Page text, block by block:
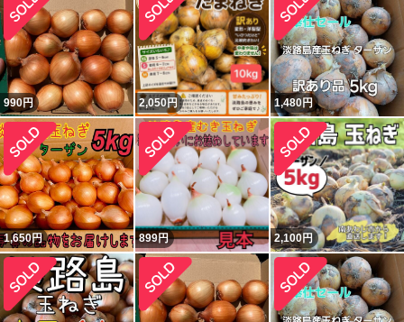
990円 2,050円 1,480円
1,650円 899円 2,100円